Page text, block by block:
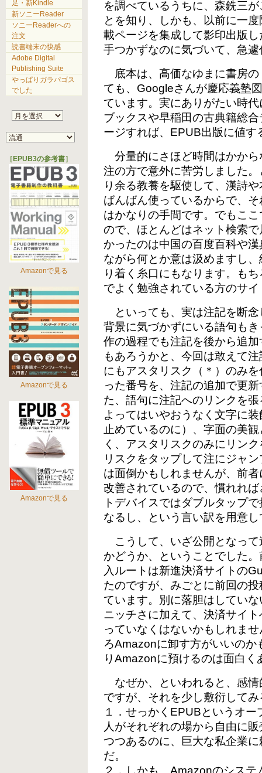
を調べているうちに、森銑三
とを知り、しかも、以前に一
載ページを集成して影印出版
手つかずなのに気づいて、急
底本は、高価なゆまに書房
ても、Googleさんが慶応義塾
ています。実にありがたい時
ブックスや早稲田の古典籍総
ージすれば、EPUB出版に値
分量的にさほど時間はかか
注の方で意外に苦労しました
り余る教養を駆使して、漢詩
ばんばん使っているからで、
はかなりの手間です。でもこ
ので、ほとんどはネット検索
かったのは中国の百度百科や
ながら何とか意は汲めますし
り着く糸口にもなります。も
でよく勉強されている方のサ
といっても、実は注記を断
背景に気づかずにいる語句も
作の過程でも注記を後から追
もあろうかと、今回は敢えて
にもアスタリスク（＊）のみ
った番号を、注記の追加で更
た、語句に注記へのリンクを
よってはいやおうなく文字に
止めているのに）、字面の美
く、アスタリスクのみにリン
リスクをタップして注にジャ
は面倒かもしれませんが、前
改善されているので、慣れれ
トデバイスではダブルタップ
なるし、という言い訳を用意
こうして、いざ公開となっ
かどうか、ということでした
入ルートは新進決済サイトの
たのですが、みごとに前回の
ています。別に落胆はしてい
ニッチさに加えて、決済サイ
っていなくはないかもしれま
ろAmazonに卸す方がいいの
りAmazonに預けるのは面白く
なぜか、といわれると、感
ですが、それを少し敷衍して
１．せっかくEPUBというオ
人がそれぞれの場から自由に
つつあるのに、巨大な私企業
だ。
足・新Kindle
新ソニーReader
ソニーReaderへの
注文
読書端末の快感
Adobe Digital
Publishing Suite
やっぱりガラパゴス
でした
［EPUB3の参考書］
Amazonで見る
Amazonで見る
Amazonで見る